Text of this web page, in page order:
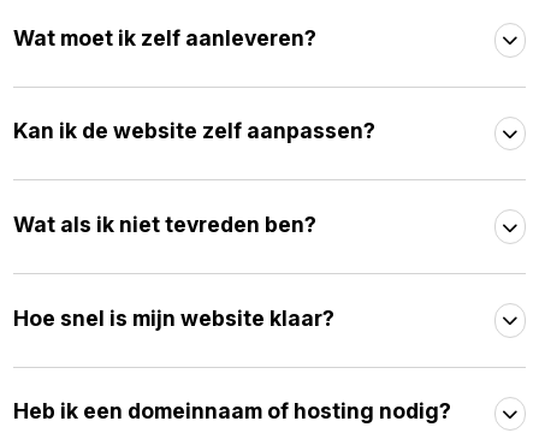
Wat moet ik zelf aanleveren?
Kan ik de website zelf aanpassen?
Wat als ik niet tevreden ben?
Hoe snel is mijn website klaar?
Heb ik een domeinnaam of hosting nodig?